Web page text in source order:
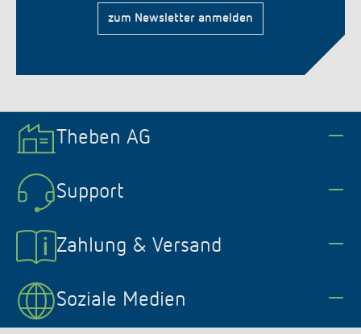
zum Newsletter anmelden
Theben AG
Support
Zahlung & Versand
Soziale Medien